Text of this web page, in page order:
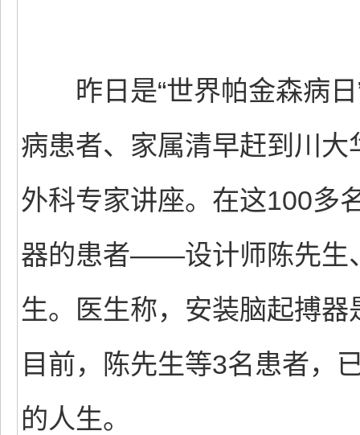
昨日是“世界帕金森病日
病患者、家属清早赶到川
外科专家讲座。在这100多
器的患者——设计师陈先生
生。医生称，安装脑起搏器
目前，陈先生等3名患者，
的人生。